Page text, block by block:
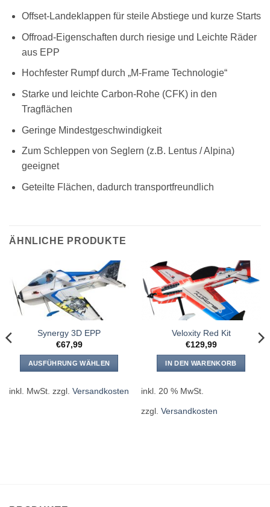
Offset-Landeklappen für steile Abstiege und kurze Starts
Offroad-Eigenschaften durch riesige und Leichte Räder
aus EPP
Hochfester Rumpf durch „M-Frame Technologie“
Starke und leichte Carbon-Rohe (CFK) in den
Tragflächen
Geringe Mindestgeschwindigkeit
Zum Schleppen von Seglern (z.B. Lentus / Alpina)
geeignet
Geteilte Flächen, dadurch transportfreundlich
ÄHNLICHE PRODUKTE
Synergy 3D EPP
€67,99
AUSFÜHRUNG WÄHLEN
Produkt
inkl. MwSt. zzgl. Versandkosten
Veloxity Red Kit
€129,99
IN DEN WARENKORB
inkl. 20 % MwSt.
zzgl. Versandkosten